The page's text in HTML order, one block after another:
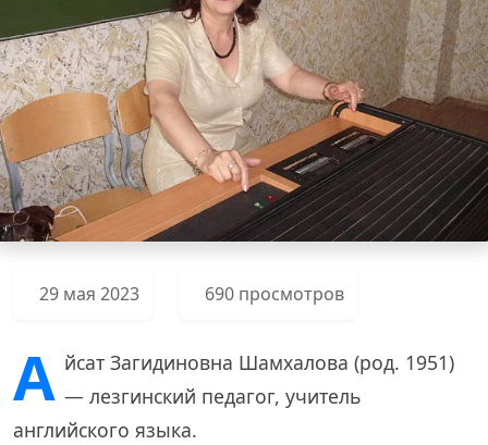
29 мая 2023 690 просмотров
А йсат Загидиновна Шамхалова (род. 1951)
— лезгинский педагог, учитель
английского языка.